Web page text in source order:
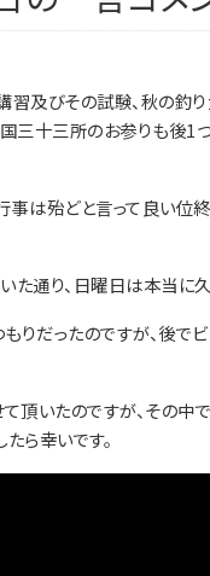
及びその試験、秋の釣り
国三十三所のお参りも
は殆どと言って良い位
通り、日曜日は本当に
だったのですが、後で
頂いたのですが、その中
ら幸いです。